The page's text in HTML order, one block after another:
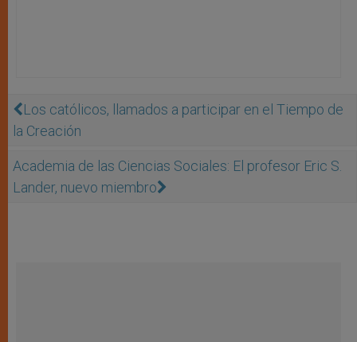
Los católicos, llamados a participar en el Tiempo de
la Creación
Academia de las Ciencias Sociales: El profesor Eric S.
Lander, nuevo miembro